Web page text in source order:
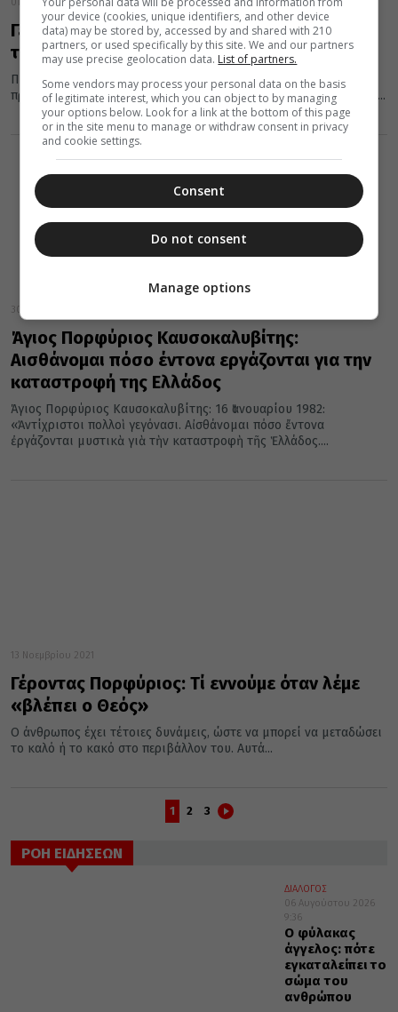
Γέροντας Πορφύριος: Δείτε τις φωτογραφίες
του πιο σύγχρονου Αγίου
Πώς είναι άραγε ένας Άγιος στην πραγματικότητα; Πως ήταν το
πρόσωπο του; Ποια τα χαρακτηριστικά του; Ο Όσιος Πορφύριος...
30 Νοεμβρίου 2021
Άγιος Πορφύριος Καυσοκαλυβίτης:
Αισθάνομαι πόσο έντονα εργάζονται για την
καταστροφή της Ελλάδος
Άγιος Πορφύριος Καυσοκαλυβίτης: 16 Ἰανουαρίου 1982:
«Ἀντίχριστοι πολλοὶ γεγόνασι. Αἰσθάνομαι πόσο ἔντονα
ἐργάζονται μυστικὰ γιὰ τὴν καταστροφὴ τῆς Ἑλλάδος....
13 Νοεμβρίου 2021
Γέροντας Πορφύριος: Τί εννούμε όταν λέμε
«βλέπει ο Θεός»
Ο άνθρωπος έχει τέτοιες δυνάμεις, ώστε να μπορεί να μεταδώσει
το καλό ή το κακό στο περιβάλλον του. Αυτά...
1 2 3
ΡΟΗ ΕΙΔΗΣΕΩΝ
ΔΙΑΛΟΓΟΣ
06 Αυγούστου 2026
9:36
Ο φύλακας
άγγελος: πότε
εγκαταλείπει το
σώμα του
ανθρώπου
your device (cookies, unique identifiers, and other device
data) may be stored by, accessed by and shared with 210
partners, or used specifically by this site. We and our partners
may use precise geolocation data. List of partners.
Some vendors may process your personal data on the basis
of legitimate interest, which you can object to by managing
your options below. Look for a link at the bottom of this page
or in the site menu to manage or withdraw consent in privacy
and cookie settings.
Consent
Do not consent
Manage options